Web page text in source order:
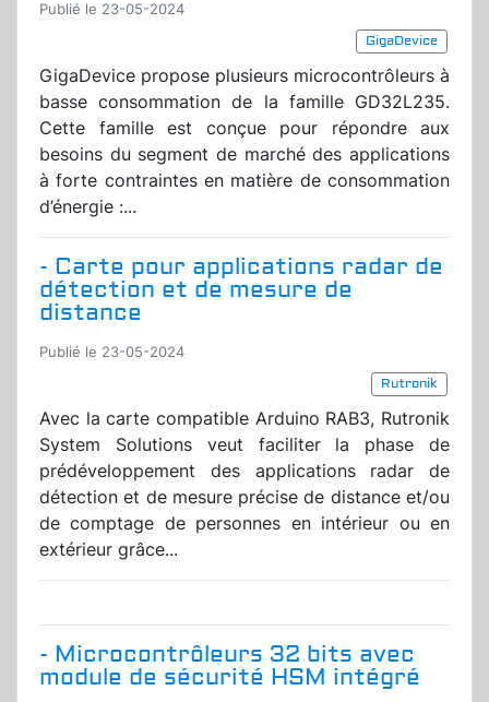
Publié le 23-05-2024
GigaDevice
GigaDevice propose plusieurs microcontrôleurs à
basse consommation de la famille GD32L235.
Cette famille est conçue pour répondre aux
besoins du segment de marché des applications
à forte contraintes en matière de consommation
d’énergie :...
- Carte pour applications radar de
détection et de mesure de
distance
Publié le 23-05-2024
Rutronik
Avec la carte compatible Arduino RAB3, Rutronik
System Solutions veut faciliter la phase de
prédéveloppement des applications radar de
détection et de mesure précise de distance et/ou
de comptage de personnes en intérieur ou en
extérieur grâce...
- Microcontrôleurs 32 bits avec
module de sécurité HSM intégré